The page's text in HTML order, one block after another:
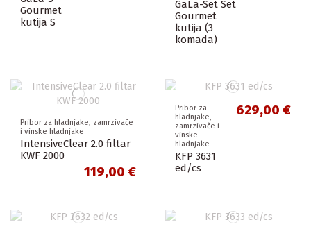
Gourmet
kutija S
GaLa-Set Set
Gourmet
kutija (3
komada)
Pribor za hladnjake, zamrzivače
i vinske hladnjake
IntensiveClear 2.0 filtar
KWF 2000
119,00 €
Pribor za
hladnjake,
zamrzivače i
vinske
hladnjake
KFP 3631
ed/cs
629,00 €